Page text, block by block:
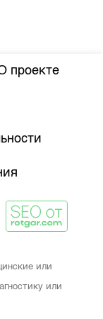
проекте
или
или